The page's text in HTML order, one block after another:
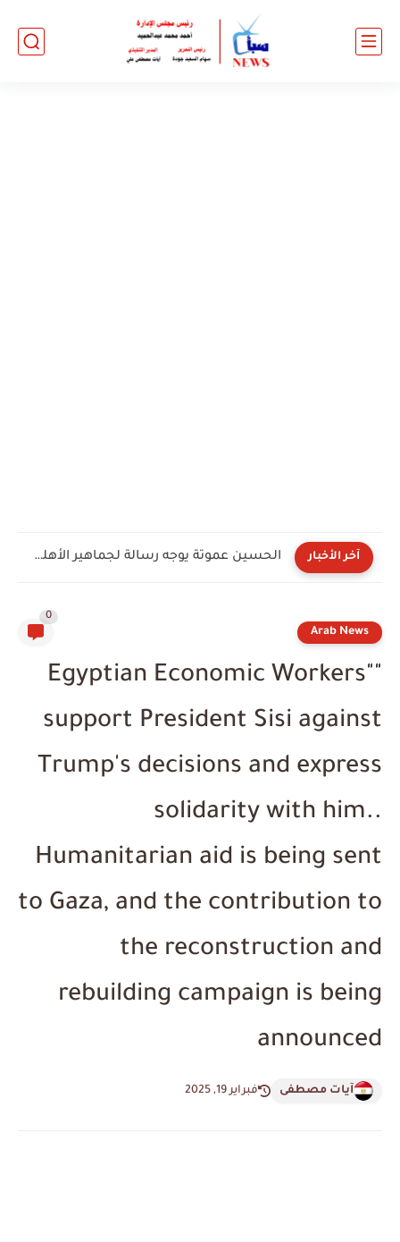
آخر الأخبار الحسين عموتة يوجه رسالة لجماهير الأهلي بعد توليه القيادة...
Arab News
0
"Egyptian Economic Workers"
support President Sisi against
Trump's decisions and express
solidarity with him..
Humanitarian aid is being sent
to Gaza, and the contribution to
the reconstruction and
rebuilding campaign is being
announced
آيات مصطفى فبراير 19, 2025